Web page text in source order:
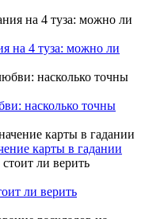
на 4 туза: можно ли
насколько точны
карты в гадании
ли верить